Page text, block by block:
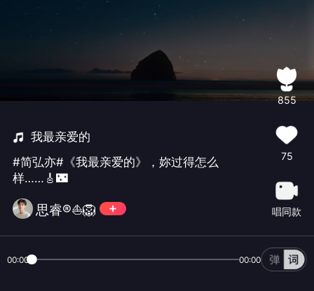
我最亲爱的
#简弘亦#《我最亲爱的》，妳过得怎么
样……🎸🌃
思睿®️⛵🦁
855
75
唱同款
00:00 00:00